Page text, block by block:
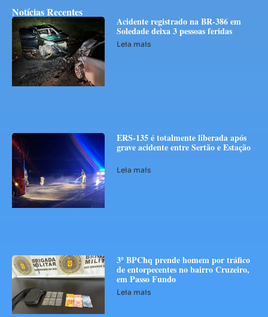
Notícias Recentes
Acidente registrado na BR-386 em
Soledade deixa 3 pessoas feridas
Leia mais
ERS-135 é totalmente liberada após
grave acidente entre Sertão e Estação
Leia mais
3º BPChq prende homem por tráfico
de entorpecentes no bairro Cruzeiro,
em Passo Fundo
Leia mais